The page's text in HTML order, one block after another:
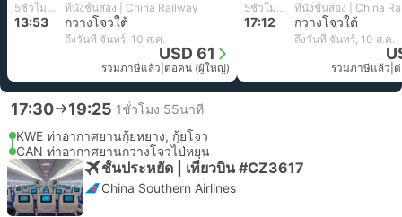
5ชั่วโมง 4นาที ที่นั่งชั้นสอง | China Railway
13:53 กวางโจวใต้
ถึงวันที่ จันทร์, 10 ส.ค.
USD 61
รวมภาษีแล้ว ต่อคน (ผู้ใหญ่)
5ชั่วโมง 57นาที ที่นั่งชั้นสอง | China
17:12 กวางโจวใต้
ถึงวันที่ จันทร์, 10 ส.ค.
รวมภาษีแล้ว
17:30 19:25 1ชั่วโมง 55นาที
KWE ท่าอากาศยานกุ้ยหยาง, กุ้ยโจว
CAN ท่าอากาศยานกวางโจวไป่หยุน
ชั้นประหยัด | เที่ยวบิน #CZ3617
China Southern Airlines